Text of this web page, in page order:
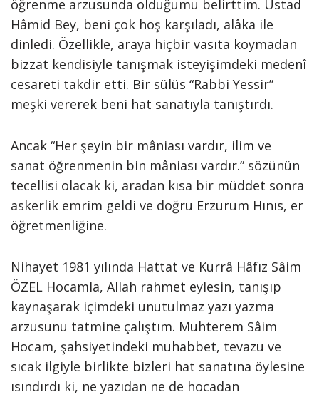
öğrenme arzusunda olduğumu belirttim. Üstad
Hâmid Bey, beni çok hoş karşıladı, alâka ile
dinledi. Özellikle, araya hiçbir vasıta koymadan
bizzat kendisiyle tanışmak isteyişimdeki medenî
cesareti takdir etti. Bir sülüs “Rabbi Yessir”
meşki vererek beni hat sanatıyla tanıştırdı.
Ancak “Her şeyin bir mâniası vardır, ilim ve
sanat öğrenmenin bin mâniası vardır.” sözünün
tecellisi olacak ki, aradan kısa bir müddet sonra
askerlik emrim geldi ve doğru Erzurum Hınıs, er
öğretmenliğine.
Nihayet 1981 yılında Hattat ve Kurrâ Hâfız Sâim
ÖZEL Hocamla, Allah rahmet eylesin, tanışıp
kaynaşarak içimdeki unutulmaz yazı yazma
arzusunu tatmine çalıştım. Muhterem Sâim
Hocam, şahsiyetindeki muhabbet, tevazu ve
sıcak ilgiyle birlikte bizleri hat sanatına öylesine
ısındırdı ki, ne yazıdan ne de hocadan